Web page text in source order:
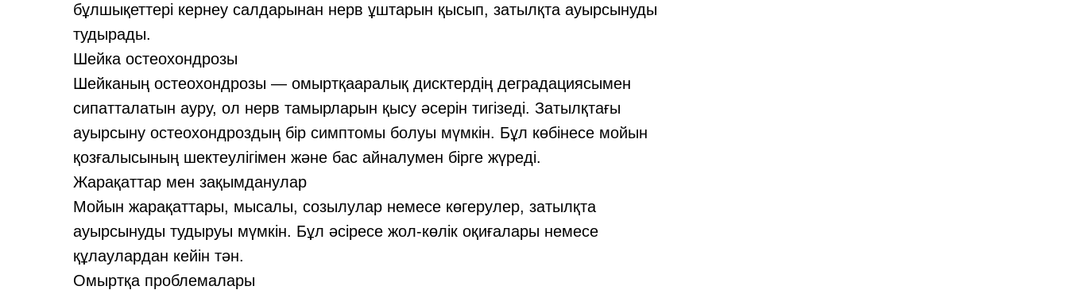
бұлшықеттері кернеу салдарынан нерв ұштарын қысып, затылқта ауырсынуды
тудырады.
Шейка остеохондрозы
Шейканың остеохондрозы — омыртқааралық дисктердің деградациясымен
сипатталатын ауру, ол нерв тамырларын қысу әсерін тигізеді. Затылқтағы
ауырсыну остеохондроздың бір симптомы болуы мүмкін. Бұл көбінесе мойын
қозғалысының шектеулігімен және бас айналумен бірге жүреді.
Жарақаттар мен зақымданулар
Мойын жарақаттары, мысалы, созылулар немесе көгерулер, затылқта
ауырсынуды тудыруы мүмкін. Бұл әсіресе жол-көлік оқиғалары немесе
құлаулардан кейін тән.
Омыртқа проблемалары